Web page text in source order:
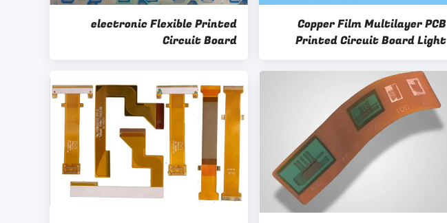
electronic Flexible Printed
Circuit Board
Copper Film Multilayer PCB
Printed Circuit Board Light
Weight LED Embedded